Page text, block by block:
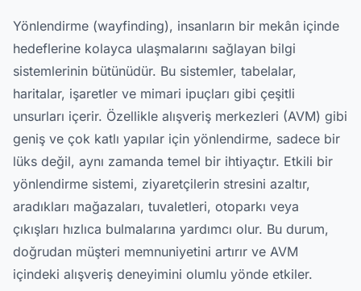
Yönlendirme (wayfinding), insanların bir mekân içinde
hedeflerine kolayca ulaşmalarını sağlayan bilgi
sistemlerinin bütünüdür. Bu sistemler, tabelalar,
haritalar, işaretler ve mimari ipuçları gibi çeşitli
unsurları içerir. Özellikle alışveriş merkezleri (AVM) gibi
geniş ve çok katlı yapılar için yönlendirme, sadece bir
lüks değil, aynı zamanda temel bir ihtiyaçtır. Etkili bir
yönlendirme sistemi, ziyaretçilerin stresini azaltır,
aradıkları mağazaları, tuvaletleri, otoparkı veya
çıkışları hızlıca bulmalarına yardımcı olur. Bu durum,
doğrudan müşteri memnuniyetini artırır ve AVM
içindeki alışveriş deneyimini olumlu yönde etkiler.